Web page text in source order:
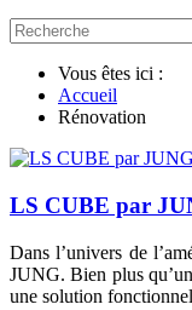
Vous êtes ici :
Accueil
Rénovation
LS CUBE par
Dans l’univers de
JUNG. Bien plus
une solution